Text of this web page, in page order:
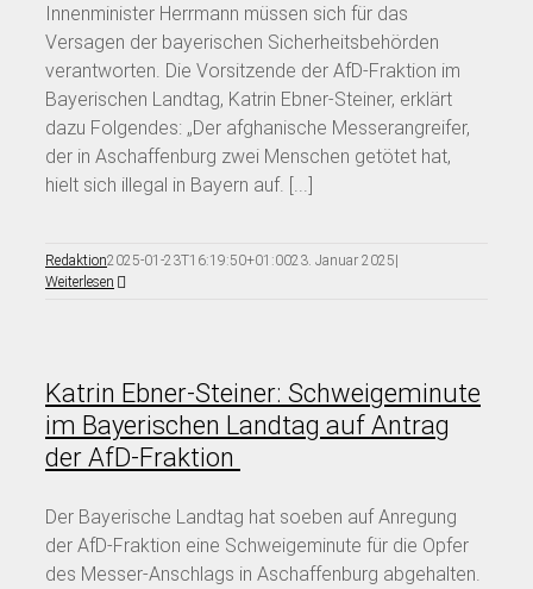
Innenminister Herrmann müssen sich für das
Versagen der bayerischen Sicherheitsbehörden
verantworten. Die Vorsitzende der AfD-Fraktion im
Bayerischen Landtag, Katrin Ebner-Steiner, erklärt
dazu Folgendes: „Der afghanische Messerangreifer,
der in Aschaffenburg zwei Menschen getötet hat,
hielt sich illegal in Bayern auf. [...]
Redaktion2025-01-23T16:19:50+01:0023. Januar 2025|
Weiterlesen
Katrin Ebner-Steiner: Schweigeminute
im Bayerischen Landtag auf Antrag
der AfD-Fraktion
Der Bayerische Landtag hat soeben auf Anregung
der AfD-Fraktion eine Schweigeminute für die Opfer
des Messer-Anschlags in Aschaffenburg abgehalten.